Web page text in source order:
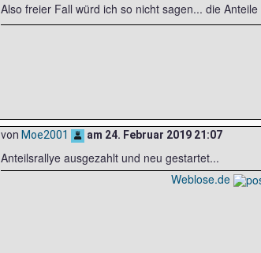
Also freier Fall würd ich so nicht sagen... die
von Moe2001 am 24. Februar 2019 21:07
Anteilsrallye ausgezahlt und neu gestartet...
Weblose.de